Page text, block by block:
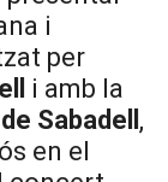
i
per
i amb la
de Sabadell ,
en el